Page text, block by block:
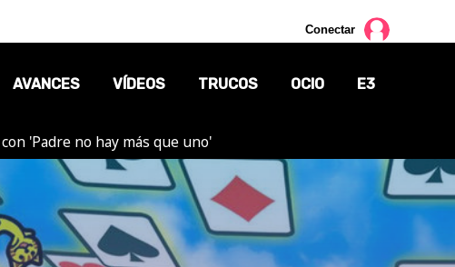
Conectar
AVANCES VÍDEOS TRUCOS OCIO
CÓMICS
E3
'Padre no hay más que uno'